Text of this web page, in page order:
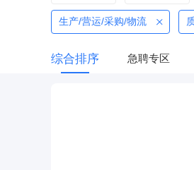
生产/营运/采购/物流
综合排序 急聘专区